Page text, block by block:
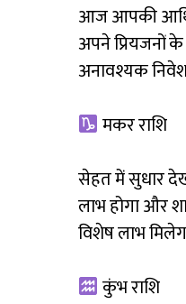
आज आपकी
अपने प्रियजनों
अनावश्यक
मकर राशि
सेहत में सुधार
लाभ होगा और
विशेष लाभ
कुंभ राशि